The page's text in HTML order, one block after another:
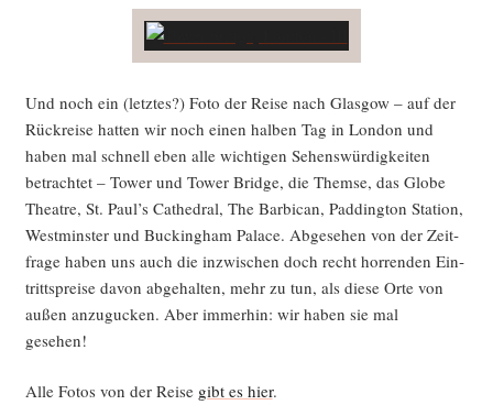
(2023)“
Und noch ein (letz­tes?) Foto der Rei­se nach Glas­gow – auf der
Rück­rei­se hat­ten wir noch einen hal­ben Tag in Lon­don und
haben mal schnell eben alle wich­ti­gen Sehens­wür­dig­kei­ten
betrach­tet – Tower und Tower Bridge, die Them­se, das Glo­be
Theat­re, St. Paul’s Cathe­dral, The Bar­bican, Pad­ding­ton Sta­ti­on,
West­mins­ter und Buck­ing­ham Palace. Abge­se­hen von der Zeit­
fra­ge haben uns auch die inzwi­schen doch recht hor­ren­den Ein­
tritts­prei­se davon abge­hal­ten, mehr zu tun, als die­se Orte von
außen anzu­gu­cken. Aber immer­hin: wir haben sie mal
gesehen!
Alle Fotos von der Rei­se gibt es hier.